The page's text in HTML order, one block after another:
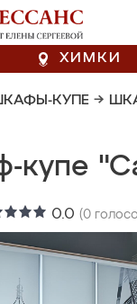
ХИМКИ
КУПЕ →
купе
0.0 (0